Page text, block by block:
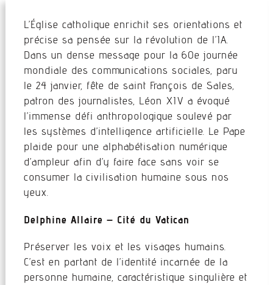
L’Église catholique enrichit ses orientations et
précise sa pensée sur la révolution de l’IA.
Dans un dense message pour la 60e journée
mondiale des communications sociales, paru
le 24 janvier, fête de saint François de Sales,
patron des journalistes, Léon XIV a évoqué
l’immense défi anthropologique soulevé par
les systèmes d’intelligence artificielle. Le Pape
plaide pour une alphabétisation numérique
d’ampleur afin d’y faire face sans voir se
consumer la civilisation humaine sous nos
yeux.
Delphine Allaire – Cité du Vatican
Préserver les voix et les visages humains.
C’est en partant de l’identité incarnée de la
personne humaine, caractéristique singulière et